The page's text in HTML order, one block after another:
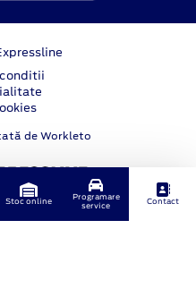
de Workleto
Stoc online
Programare
service
Contact